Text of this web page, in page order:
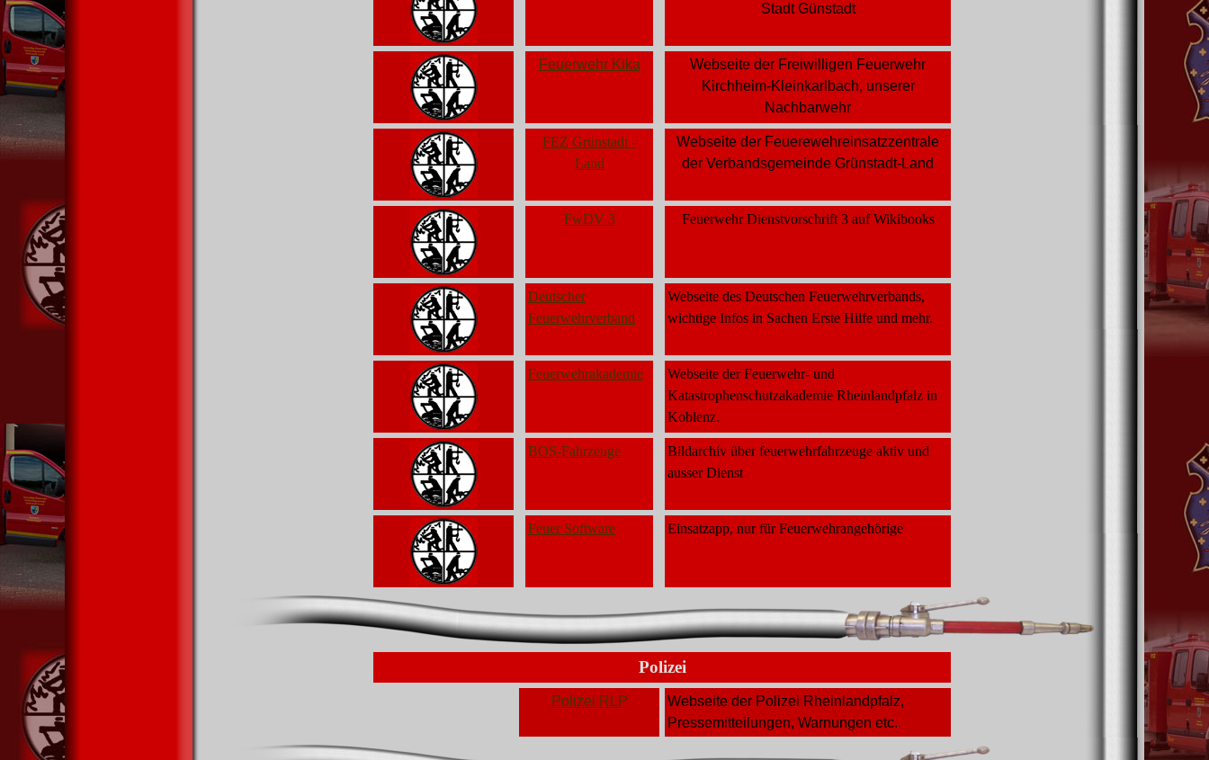
Stadt Günstadt
Feuerwehr Kika
Webseite der Freiwilligen Feuerwehr
Kirchheim-Kleinkarlbach, unserer
Nachbarwehr
FEZ Grünstadt -
Land
Webseite der Feuerewehreinsatzzentrale
der Verbandsgemeinde Grünstadt-Land
FwDV 3 Feuerwehr Dienstvorschrift 3 auf Wikibooks
Deutscher
Feuerwehrverband
Webseite des Deutschen Feuerwehrverbands,
wichtige Infos in Sachen Erste Hilfe und mehr.
Feuerwehrakademie
Webseite der Feuerwehr- und
Katastrophenschutzakademie Rheinlandpfalz in
Koblenz.
BOS-Fahrzeuge
Bildarchiv über feuerwehrfahrzeuge aktiv und
ausser Dienst
Feuer Software Einsatzapp, nur für Feuerwehrangehörige
Polizei
Webseite der Polizei Rheinlandpfalz,
Pressemitteilungen, Warnungen etc.
Polizei RLP